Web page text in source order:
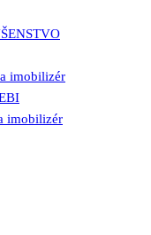
imobilizér
imobilizér